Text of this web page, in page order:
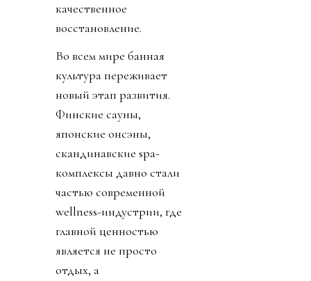
качественное
восстановление.
Во всем мире банная
культура переживает
новый этап развития.
Финские сауны,
японские онсэны,
скандинавские spa-
комплексы давно стали
частью современной
wellness-индустрии, где
главной ценностью
является не просто
отдых, а